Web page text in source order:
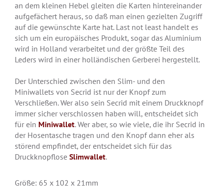
an dem kleinen Hebel gleiten die Karten hintereinander
aufgefächert heraus, so daß man einen gezielten Zugriff
auf die gewünschte Karte hat. Last not least handelt es
sich um ein europäisches Produkt, sogar das Aluminium
wird in Holland verarbeitet und der größte Teil des
Leders wird in einer holländischen Gerberei hergestellt.
Der Unterschied zwischen den Slim- und den
Miniwallets von Secrid ist nur der Knopf zum
Verschließen. Wer also sein Secrid mit einem Druckknopf
immer sicher verschlossen haben will, entscheidet sich
für ein Miniwallet. Wer aber, so wie viele, die ihr Secrid in
der Hosentasche tragen und den Knopf dann eher als
störend empfindet, der entscheidet sich für das
Druckknopflose Slimwallet.
Größe: 65 x 102 x 21mm